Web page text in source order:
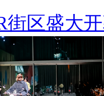
街区盛大